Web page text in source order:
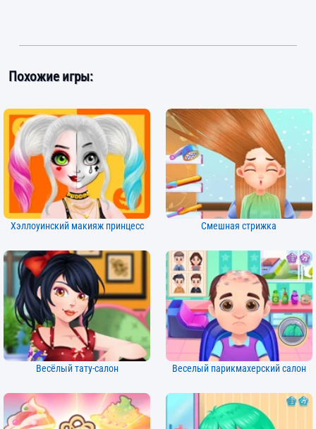
Похожие игры:
Хэллоуинский макияж принцесс Смешная стрижка
Весёлый тату-салон Веселый парикмахерский салон